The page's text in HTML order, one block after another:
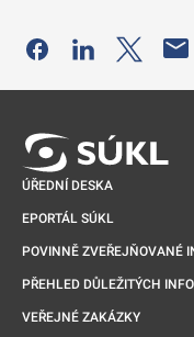
Odkaz se otevře
Odkaz se
ÚŘEDNÍ DESKA
EPORTÁL SÚKL
POVINNĚ ZVEŘEJŇOVANÉ
PŘEHLED DŮLEŽITÝCH
VEŘEJNÉ ZAKÁZKY